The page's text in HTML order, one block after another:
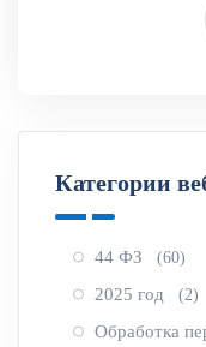
Категории
44 ФЗ (60)
2025 год (2)
Обработка